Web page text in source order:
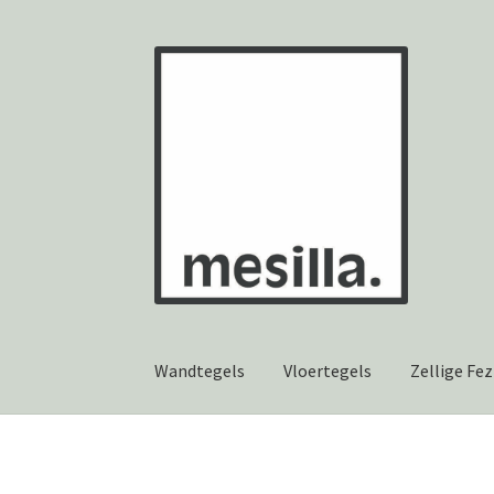
Ga
Ga
Wandtegels Vloertegels Zellige Fez